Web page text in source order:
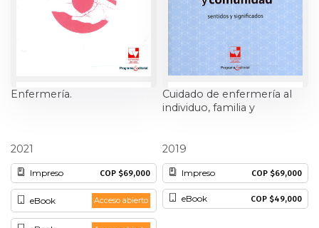
Finanzas
Género
Historia
Ingeniería
Enfermería.
2021
Impreso COP $69,000
eBook Acceso abierto
Cuidado de enfermería al
individuo, familia y
2019
Impreso COP $69,000
eBook COP $49,000